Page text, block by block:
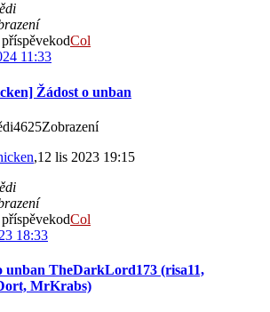
Col
11:33
Žádost o unban
,12 lis 2023 19:15
Col
18:33
unban TheDarkLord173 (risa11,
MrKrabs)